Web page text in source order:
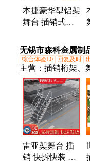
三角插销架、铝合
本捷豪华型铝架
舞台 插销式设
配多场景
无锡市森科金属制
综合体验L0 回复及时
主营： 插销桁架、
托盘
雷亚架舞台 插
销 快拆快装 世